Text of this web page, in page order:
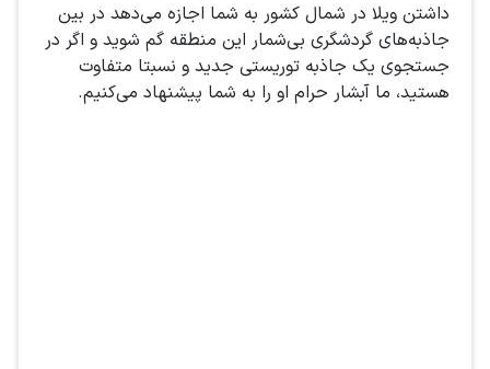
داشتن ویلا در شمال کشور به شما اجازه می‌دهد در بین
جاذبه‌های گردشگری بی‌شمار این منطقه گم شوید و اگر در
جستجوی یک جاذبه توریستی جدید و نسبتا متفاوت
هستید، ما آبشار حرام او را به شما پیشنهاد می‌کنیم.